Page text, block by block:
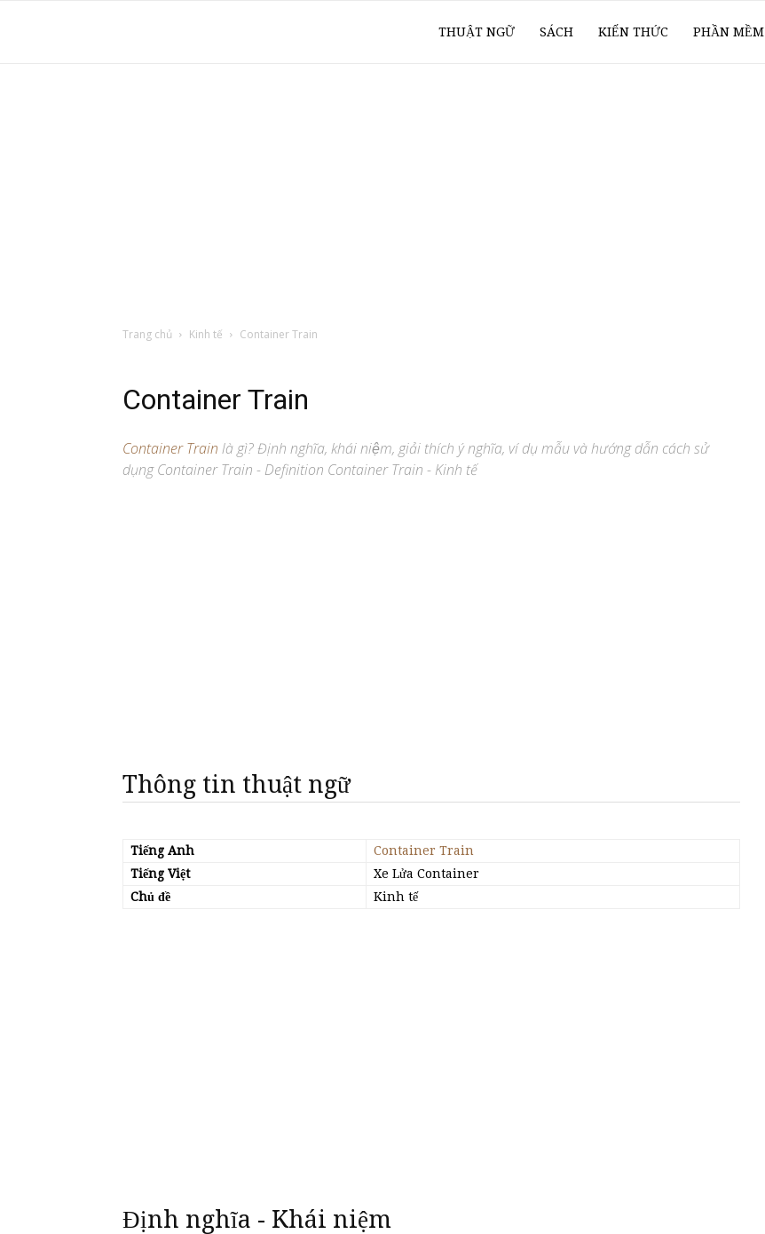
THUẬT NGỮ SÁCH KIẾN THỨC PHẦN MỀM
Trang chủ Kinh tế Container Train
Container Train
Container Train là gì? Định nghĩa, khái niệm, giải thích ý nghĩa, ví dụ mẫu và hướng dẫn cách sử
dụng Container Train - Definition Container Train - Kinh tế
Thông tin thuật ngữ
Tiếng Anh
Container Train
Tiếng Việt
Xe Lửa Container
Chủ đề
Kinh tế
Định nghĩa - Khái niệm